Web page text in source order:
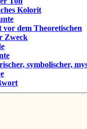
Kolorit
vor dem Theoretischen
Zweck
symbolischer,